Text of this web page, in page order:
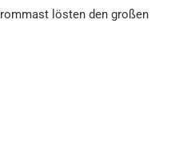
lösten den großen